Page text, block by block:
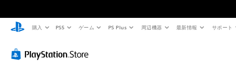
購入 PS5 ゲーム PS Plus 周辺機器 最新情報 サポート